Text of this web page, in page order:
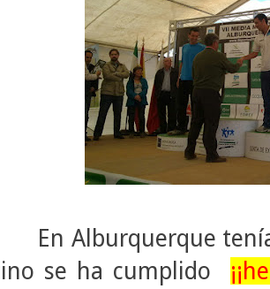
se ha cumplido